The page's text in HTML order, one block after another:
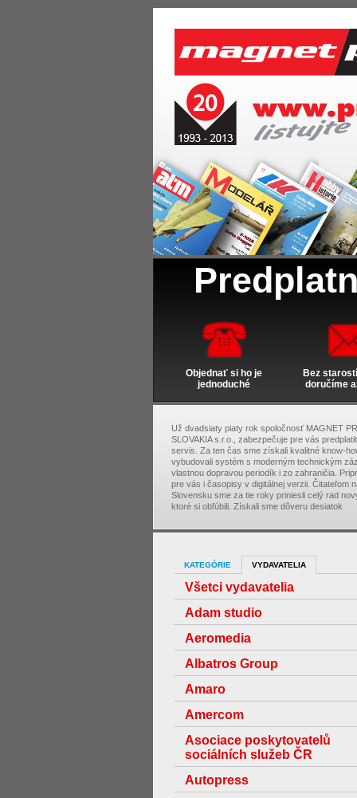
Objednať si ho je
jednoduché
Bez
doručíme
Už dvadsiaty piaty rok spoločnosť MAGNET
SLOVAKIA s.r.o., zabezpečuje pre vás
servis. Za ten čas sme získali kvalitné know-
vybudovali systém s moderným technickým
vlastnou dopravou periodík i zo zahraničia.
pre vás i časopisy v digitálnej verzii. Čitateľom
Slovensku sme za tie roky priniesli celý rad
ktoré si obľúbili. Získali sme dôveru desiatok
KATEGÓRIE VYDAVATELIA
Všetci vydavatelia
Adam studio
Aeromedia
Albatros Group
Amaro
Amercom
Asociace poskytovatelů
sociálních služeb ČR
Autopress